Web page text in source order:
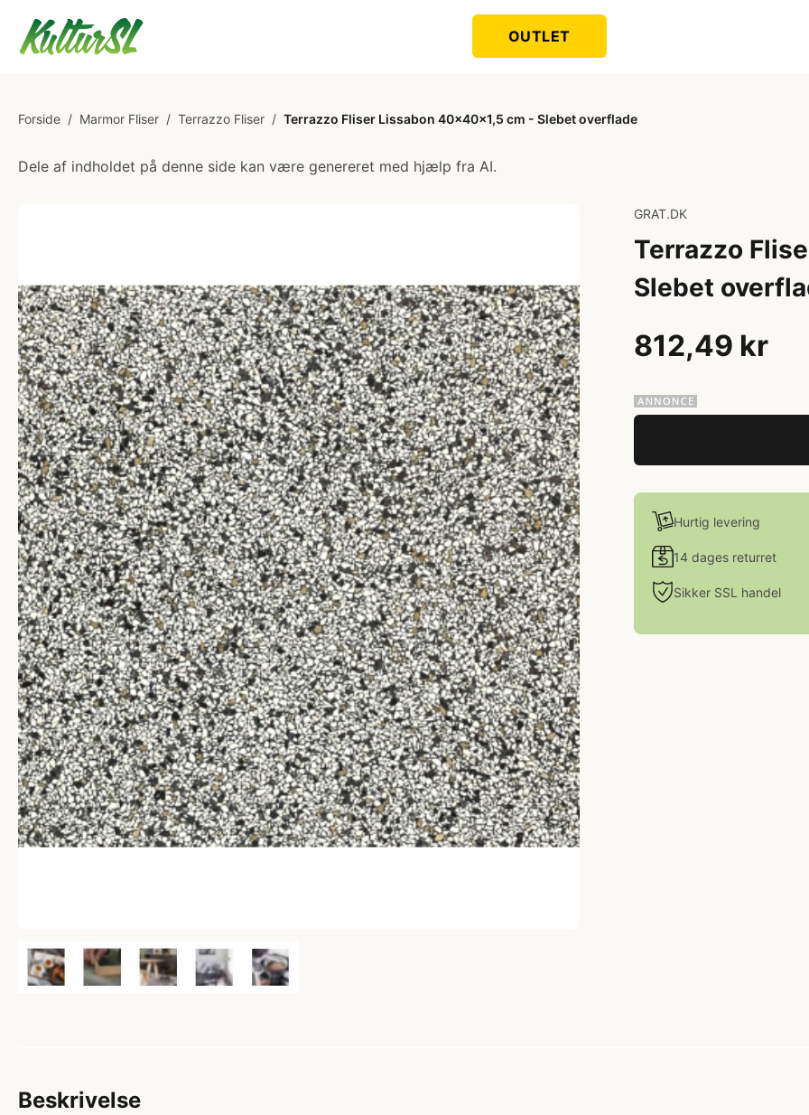
OUTLET
Forside / Marmor Fliser / Terrazzo Fliser / Terrazzo Fliser Lissabon 40x40x1,5 cm - Slebet overflade
Dele af indholdet på denne side kan være genereret med hjælp fra AI.
GRAT.DK
Terrazzo
Slebet
812,49 kr
Hurtig levering
14 dages returret
Sikker SSL handel
Beskrivelse